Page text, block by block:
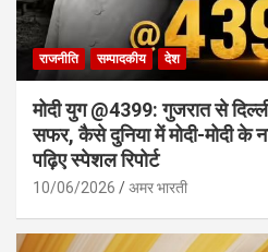
राजनीति सम्पादकीय देश
मोदी युग @4399: गुजरात से
सफर, कैसे दुनिया में मोदी-मोदी के
पढ़िए स्पेशल रिपोर्ट
10/06/2026 अमर भारती